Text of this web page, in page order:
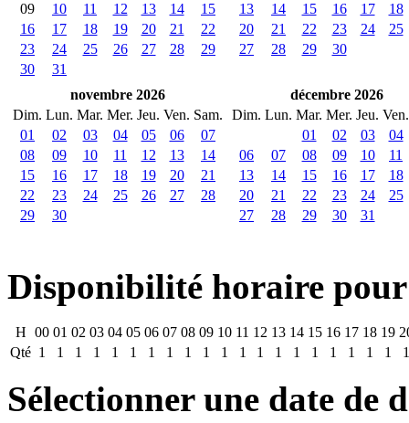
09
10 11 12 13 14
15
16
17 18 19 20 21
22
23
24 25 26 27 28
29
30
31
13
14 15 16 17
18
20
21 22 23 24
25
27
28 29 30
novembre 2026
Dim. Lun. Mar. Mer. Jeu. Ven. Sam.
01
02 03 04 05 06
07
08
09 10 11 12 13
14
15
16 17 18 19 20
21
22
23 24 25 26 27
28
29
30
décembre 2026
Dim. Lun. Mar. Mer. Jeu. Ven.
01
02 03
04
06
07 08 09 10
11
13
14 15 16 17
18
20
21 22 23 24
25
27
28 29 30 31
Disponibilité horaire
H 00 01 02 03 04 05 06 07 08 09 10 11 12 13 14 15 16 17 18 19
Qté 1 1 1 1 1 1 1 1 1 1 1 1 1 1 1 1 1 1 1 1 1
Sélectionner une date de